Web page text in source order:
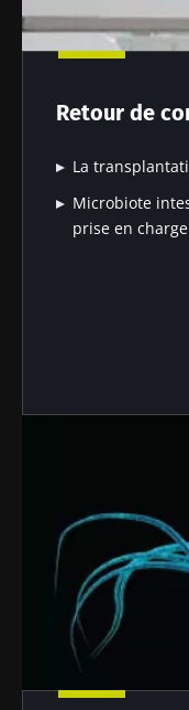
Retour de
La
Microbiote
prise en
Impact des
microbiotes
reproductive
Lire l'article